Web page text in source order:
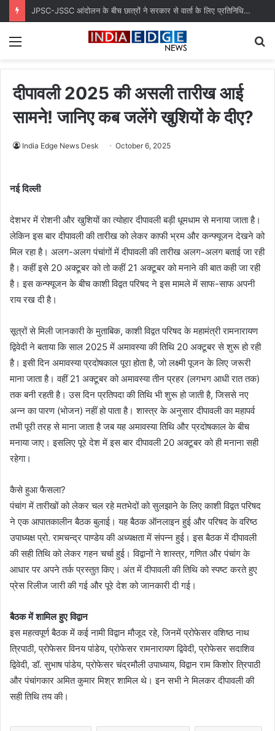
JPSC-JSSC आंदोलन के बीच छात्रों ने सरकार से वार्ता के लिए प्रतिनिधिमंडल की घोषणा की
Menu
दीपावली 2025 की असली तारीख आई
सामने! जानिए कब जलेंगे खुशियों के दीए?
India Edge News Desk October 6, 2025
नई दिल्ली
देशभर में रोशनी और खुशियों का त्योहार दीपावली बड़ी धूमधाम से मनाया जाता है।
लेकिन इस बार दीपावली की तारीख को लेकर काफी भ्रम और कन्फ्यूजन देखने को
मिल रहा है। अलग-अलग पंचांगों में दीपावली की तारीख अलग-अलग बताई जा रही
है। कहीं इसे 20 अक्टूबर को तो कहीं 21 अक्टूबर को मनाने की बात कही जा रही
है। इस कन्फ्यूजन के बीच काशी विद्वत परिषद ने इस मामले में साफ-साफ अपनी
राय रख दी है।
सूत्रों से मिली जानकारी के मुताबिक, काशी विद्वत परिषद के महामंत्री रामनारायण
द्विवेदी ने बताया कि साल 2025 में अमावस्या की तिथि 20 अक्टूबर से शुरू हो रही
है। इसी दिन अमावस्या प्रदोषकाल पूरा होता है, जो लक्ष्मी पूजन के लिए जरूरी
माना जाता है। वहीं 21 अक्टूबर को अमावस्या तीन प्रहर (लगभग आधी रात तक)
तक बनी रहती है। उस दिन प्रतिपदा की तिथि भी शुरू हो जाती है, जिससे नए
अन्न का पारण (भोजन) नहीं हो पाता है। शास्त्र के अनुसार दीपावली का महापर्व
तभी पूरी तरह से माना जाता है जब यह अमावस्या तिथि और प्रदोषकाल के बीच
मनाया जाए। इसलिए पूरे देश में इस बार दीपावली 20 अक्टूबर को ही मनाना सही
रहेगा।
कैसे हुआ फैसला?
पंचांग में तारीखों को लेकर चल रहे मतभेदों को सुलझाने के लिए काशी विद्वत परिषद
ने एक आपातकालीन बैठक बुलाई। यह बैठक ऑनलाइन हुई और परिषद के वरिष्ठ
उपाध्यक्ष प्रो. रामचन्द्र पाण्डेय की अध्यक्षता में संपन्न हुई। इस बैठक में दीपावली
की सही तिथि को लेकर गहन चर्चा हुई। विद्वानों ने शास्त्र, गणित और पंचांग के
आधार पर अपने तर्क प्रस्तुत किए। अंत में दीपावली की तिथि को स्पष्ट करते हुए
प्रेस रिलीज जारी की गई और पूरे देश को जानकारी दी गई।
बैठक में शामिल हुए विद्वान
इस महत्वपूर्ण बैठक में कई नामी विद्वान मौजूद रहे, जिनमें प्रोफेसर वशिष्ठ नाथ
त्रिपाठी, प्रोफेसर विनय पांडेय, प्रोफेसर रामनारायण द्विवेदी, प्रोफेसर सदाशिव
द्विवेदी, डॉ. सुभाष पांडेय, प्रोफेसर चंद्रमौली उपाध्याय, विद्वान राम किशोर त्रिपाठी
और पंचांगकार अमित कुमार मिश्र शामिल थे। इन सभी ने मिलकर दीपावली की
सही तिथि तय की।